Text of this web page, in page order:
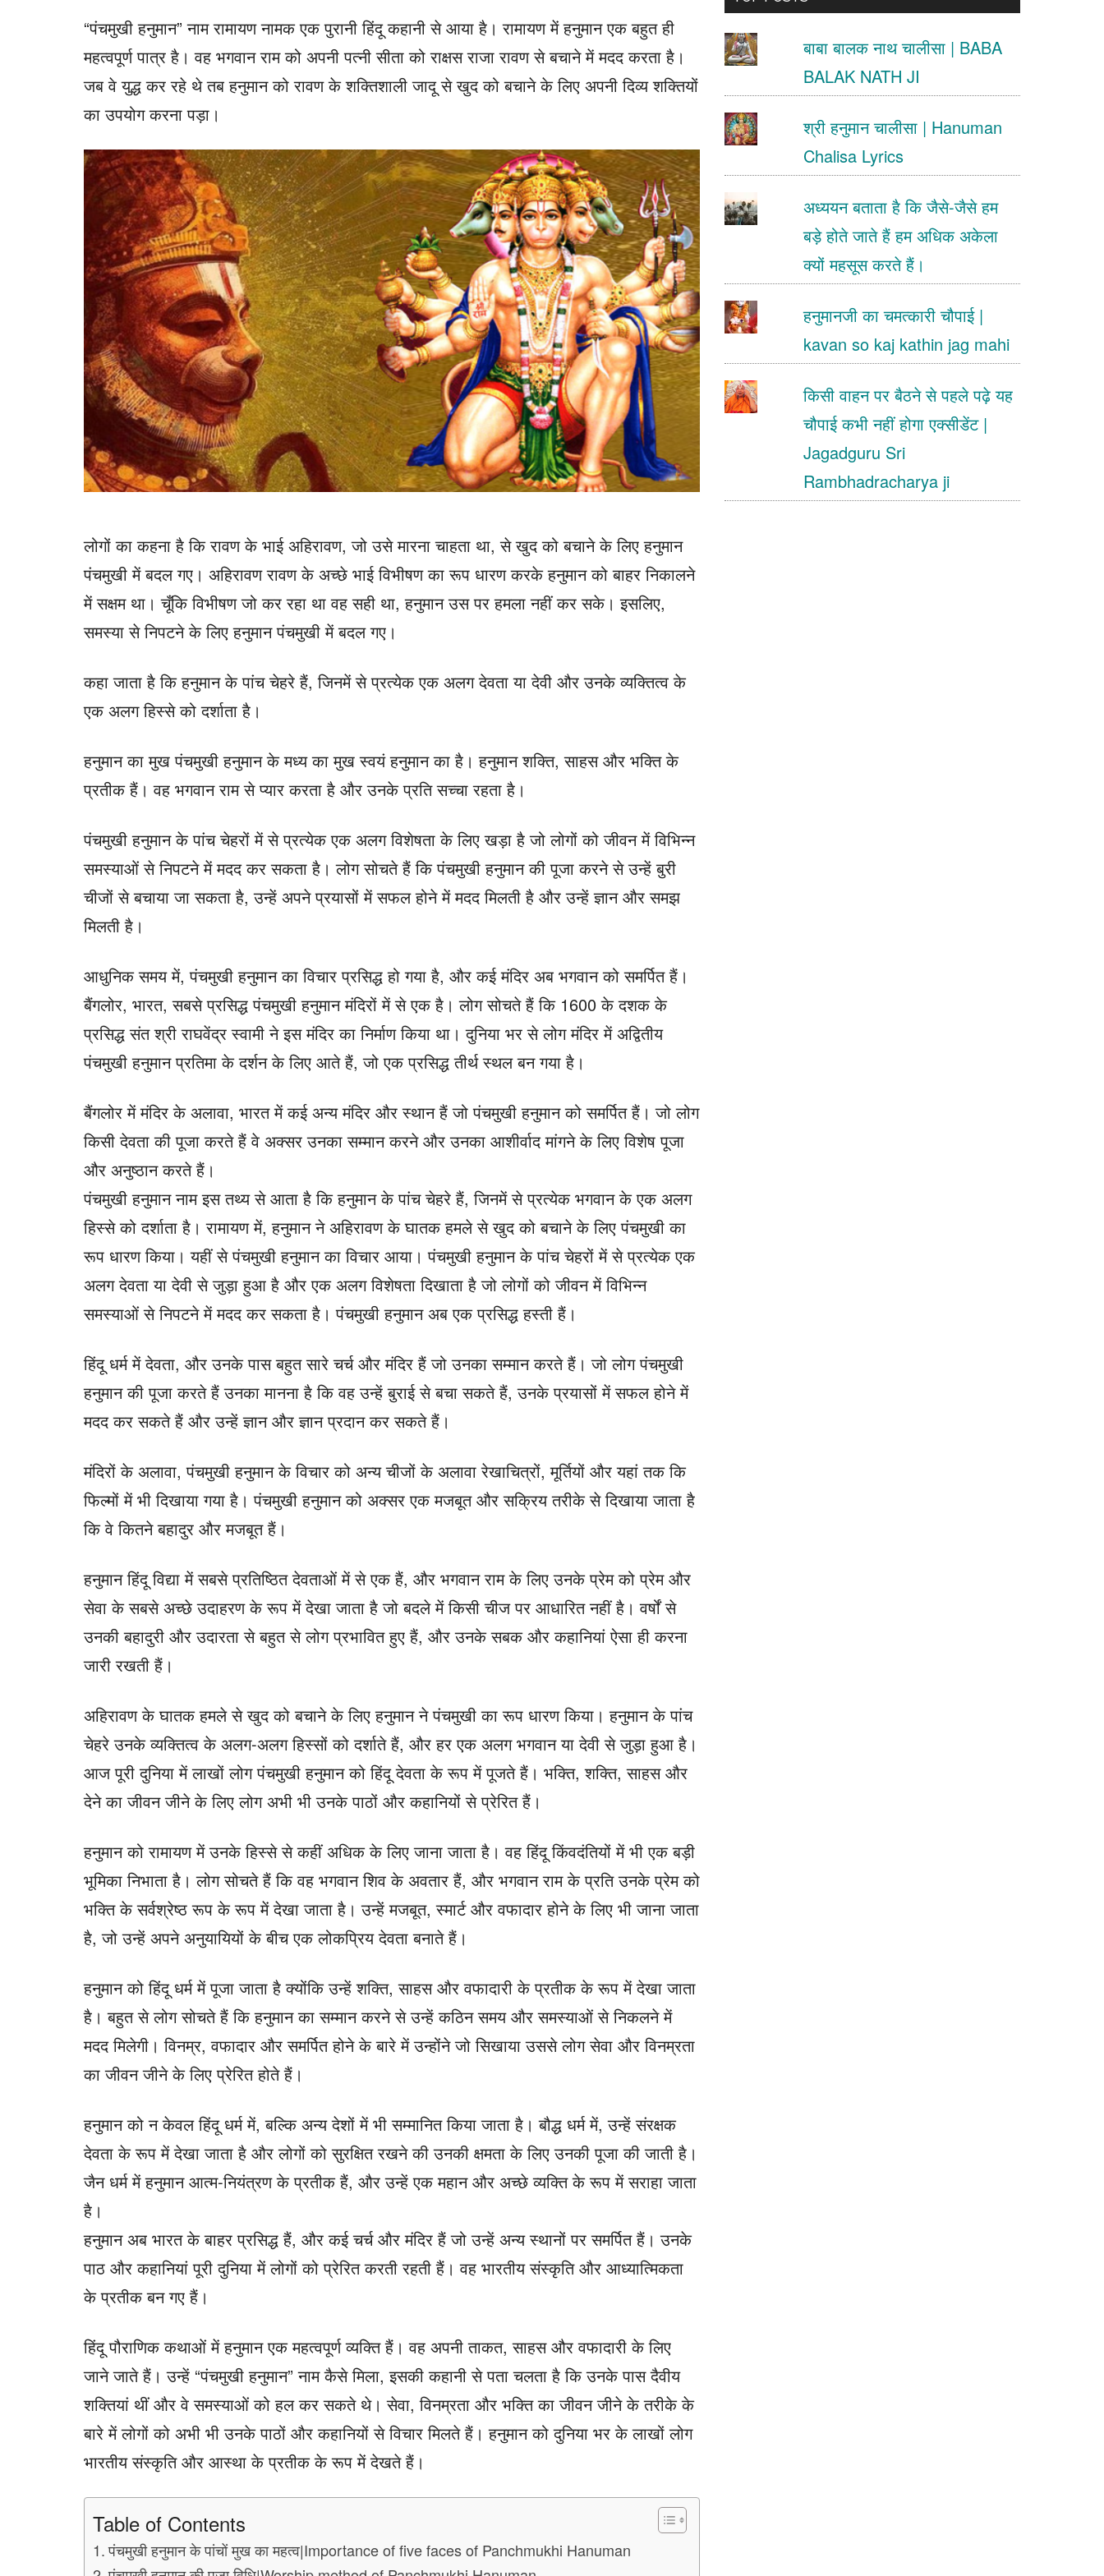
“पंचमुखी हनुमान” नाम रामायण नामक एक पुरानी हिंदू कहानी से आया है। रामायण में हनुमान एक बहुत ही
महत्वपूर्ण पात्र है। वह भगवान राम को अपनी पत्नी सीता को राक्षस राजा रावण से बचाने में मदद करता है।
जब वे युद्ध कर रहे थे तब हनुमान को रावण के शक्तिशाली जादू से खुद को बचाने के लिए अपनी दिव्य शक्तियों
का उपयोग करना पड़ा।
लोगों का कहना है कि रावण के भाई अहिरावण, जो उसे मारना चाहता था, से खुद को बचाने के लिए हनुमान
पंचमुखी में बदल गए। अहिरावण रावण के अच्छे भाई विभीषण का रूप धारण करके हनुमान को बाहर निकालने
में सक्षम था। चूँकि विभीषण जो कर रहा था वह सही था, हनुमान उस पर हमला नहीं कर सके। इसलिए,
समस्या से निपटने के लिए हनुमान पंचमुखी में बदल गए।
कहा जाता है कि हनुमान के पांच चेहरे हैं, जिनमें से प्रत्येक एक अलग देवता या देवी और उनके व्यक्तित्व के
एक अलग हिस्से को दर्शाता है।
हनुमान का मुख पंचमुखी हनुमान के मध्य का मुख स्वयं हनुमान का है। हनुमान शक्ति, साहस और भक्ति के
प्रतीक हैं। वह भगवान राम से प्यार करता है और उनके प्रति सच्चा रहता है।
पंचमुखी हनुमान के पांच चेहरों में से प्रत्येक एक अलग विशेषता के लिए खड़ा है जो लोगों को जीवन में विभिन्न
समस्याओं से निपटने में मदद कर सकता है। लोग सोचते हैं कि पंचमुखी हनुमान की पूजा करने से उन्हें बुरी
चीजों से बचाया जा सकता है, उन्हें अपने प्रयासों में सफल होने में मदद मिलती है और उन्हें ज्ञान और समझ
मिलती है।
आधुनिक समय में, पंचमुखी हनुमान का विचार प्रसिद्ध हो गया है, और कई मंदिर अब भगवान को समर्पित हैं।
बैंगलोर, भारत, सबसे प्रसिद्ध पंचमुखी हनुमान मंदिरों में से एक है। लोग सोचते हैं कि 1600 के दशक के
प्रसिद्ध संत श्री राघवेंद्र स्वामी ने इस मंदिर का निर्माण किया था। दुनिया भर से लोग मंदिर में अद्वितीय
पंचमुखी हनुमान प्रतिमा के दर्शन के लिए आते हैं, जो एक प्रसिद्ध तीर्थ स्थल बन गया है।
बैंगलोर में मंदिर के अलावा, भारत में कई अन्य मंदिर और स्थान हैं जो पंचमुखी हनुमान को समर्पित हैं। जो लोग
किसी देवता की पूजा करते हैं वे अक्सर उनका सम्मान करने और उनका आशीर्वाद मांगने के लिए विशेष पूजा
और अनुष्ठान करते हैं।
पंचमुखी हनुमान नाम इस तथ्य से आता है कि हनुमान के पांच चेहरे हैं, जिनमें से प्रत्येक भगवान के एक अलग
हिस्से को दर्शाता है। रामायण में, हनुमान ने अहिरावण के घातक हमले से खुद को बचाने के लिए पंचमुखी का
रूप धारण किया। यहीं से पंचमुखी हनुमान का विचार आया। पंचमुखी हनुमान के पांच चेहरों में से प्रत्येक एक
अलग देवता या देवी से जुड़ा हुआ है और एक अलग विशेषता दिखाता है जो लोगों को जीवन में विभिन्न
समस्याओं से निपटने में मदद कर सकता है। पंचमुखी हनुमान अब एक प्रसिद्ध हस्ती हैं।
हिंदू धर्म में देवता, और उनके पास बहुत सारे चर्च और मंदिर हैं जो उनका सम्मान करते हैं। जो लोग पंचमुखी
हनुमान की पूजा करते हैं उनका मानना ​​है कि वह उन्हें बुराई से बचा सकते हैं, उनके प्रयासों में सफल होने में
मदद कर सकते हैं और उन्हें ज्ञान और ज्ञान प्रदान कर सकते हैं।
मंदिरों के अलावा, पंचमुखी हनुमान के विचार को अन्य चीजों के अलावा रेखाचित्रों, मूर्तियों और यहां तक ​​कि
फिल्मों में भी दिखाया गया है। पंचमुखी हनुमान को अक्सर एक मजबूत और सक्रिय तरीके से दिखाया जाता है
कि वे कितने बहादुर और मजबूत हैं।
हनुमान हिंदू विद्या में सबसे प्रतिष्ठित देवताओं में से एक हैं, और भगवान राम के लिए उनके प्रेम को प्रेम और
सेवा के सबसे अच्छे उदाहरण के रूप में देखा जाता है जो बदले में किसी चीज पर आधारित नहीं है। वर्षों से
उनकी बहादुरी और उदारता से बहुत से लोग प्रभावित हुए हैं, और उनके सबक और कहानियां ऐसा ही करना
जारी रखती हैं।
अहिरावण के घातक हमले से खुद को बचाने के लिए हनुमान ने पंचमुखी का रूप धारण किया। हनुमान के पांच
चेहरे उनके व्यक्तित्व के अलग-अलग हिस्सों को दर्शाते हैं, और हर एक अलग भगवान या देवी से जुड़ा हुआ है।
आज पूरी दुनिया में लाखों लोग पंचमुखी हनुमान को हिंदू देवता के रूप में पूजते हैं। भक्ति, शक्ति, साहस और
देने का जीवन जीने के लिए लोग अभी भी उनके पाठों और कहानियों से प्रेरित हैं।
हनुमान को रामायण में उनके हिस्से से कहीं अधिक के लिए जाना जाता है। वह हिंदू किंवदंतियों में भी एक बड़ी
भूमिका निभाता है। लोग सोचते हैं कि वह भगवान शिव के अवतार हैं, और भगवान राम के प्रति उनके प्रेम को
भक्ति के सर्वश्रेष्ठ रूप के रूप में देखा जाता है। उन्हें मजबूत, स्मार्ट और वफादार होने के लिए भी जाना जाता
है, जो उन्हें अपने अनुयायियों के बीच एक लोकप्रिय देवता बनाते हैं।
हनुमान को हिंदू धर्म में पूजा जाता है क्योंकि उन्हें शक्ति, साहस और वफादारी के प्रतीक के रूप में देखा जाता
है। बहुत से लोग सोचते हैं कि हनुमान का सम्मान करने से उन्हें कठिन समय और समस्याओं से निकलने में
मदद मिलेगी। विनम्र, वफादार और समर्पित होने के बारे में उन्होंने जो सिखाया उससे लोग सेवा और विनम्रता
का जीवन जीने के लिए प्रेरित होते हैं।
हनुमान को न केवल हिंदू धर्म में, बल्कि अन्य देशों में भी सम्मानित किया जाता है। बौद्ध धर्म में, उन्हें संरक्षक
देवता के रूप में देखा जाता है और लोगों को सुरक्षित रखने की उनकी क्षमता के लिए उनकी पूजा की जाती है।
जैन धर्म में हनुमान आत्म-नियंत्रण के प्रतीक हैं, और उन्हें एक महान और अच्छे व्यक्ति के रूप में सराहा जाता
है।
हनुमान अब भारत के बाहर प्रसिद्ध हैं, और कई चर्च और मंदिर हैं जो उन्हें अन्य स्थानों पर समर्पित हैं। उनके
पाठ और कहानियां पूरी दुनिया में लोगों को प्रेरित करती रहती हैं। वह भारतीय संस्कृति और आध्यात्मिकता
के प्रतीक बन गए हैं।
हिंदू पौराणिक कथाओं में हनुमान एक महत्वपूर्ण व्यक्ति हैं। वह अपनी ताकत, साहस और वफादारी के लिए
जाने जाते हैं। उन्हें “पंचमुखी हनुमान” नाम कैसे मिला, इसकी कहानी से पता चलता है कि उनके पास दैवीय
शक्तियां थीं और वे समस्याओं को हल कर सकते थे। सेवा, विनम्रता और भक्ति का जीवन जीने के तरीके के
बारे में लोगों को अभी भी उनके पाठों और कहानियों से विचार मिलते हैं। हनुमान को दुनिया भर के लाखों लोग
भारतीय संस्कृति और आस्था के प्रतीक के रूप में देखते हैं।
Table of Contents
पंचमुखी हनुमान के पांचों मुख का महत्व|Importance of five faces of Panchmukhi Hanuman
...
बाबा बालक नाथ चालीसा | BABA
BALAK NATH JI
श्री हनुमान चालीसा | Hanuman
Chalisa Lyrics
अध्ययन बताता है कि जैसे-जैसे हम
बड़े होते जाते हैं हम अधिक अकेला
क्यों महसूस करते हैं।
हनुमानजी का चमत्कारी चौपाई |
kavan so kaj kathin jag mahi
किसी वाहन पर बैठने से पहले पढ़े यह
चौपाई कभी नहीं होगा एक्सीडेंट |
Jagadguru Sri
Rambhadracharya ji